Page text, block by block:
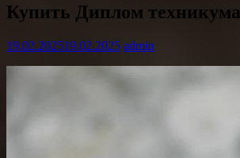
Купить Диплом техникума
19.02.202519.02.2025 admin